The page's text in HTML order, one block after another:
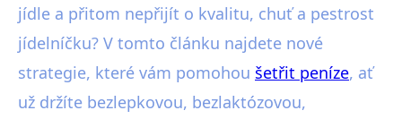
jídle a přitom nepřijít o kvalitu, chuť a pestrost
jídelníčku? V tomto článku najdete nové
strategie, které vám pomohou šetřit peníze, ať
už držíte bezlepkovou, bezlaktózovou,